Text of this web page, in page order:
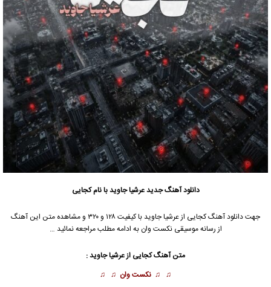
دانلود آهنگ جدیدعرشیا جاوید با نام کجایی
جهت دانلود آهنگ کجایی از عرشیا جاوید با کیفیت ۱۲۸ و ۳۲۰ و مشاهده متن این آهنگ
از رسانه موسیقی نکست وان به ادامه مطلب مراجعه نمائید …
متن آهنگ کجایی از عرشیا جاوید :
♫ ♫ نکست وان ♫ ♫